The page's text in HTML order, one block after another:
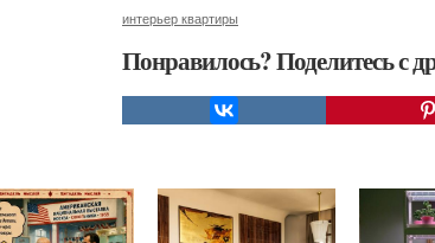
интерьер квартиры
Понравилось? Поделитесь с